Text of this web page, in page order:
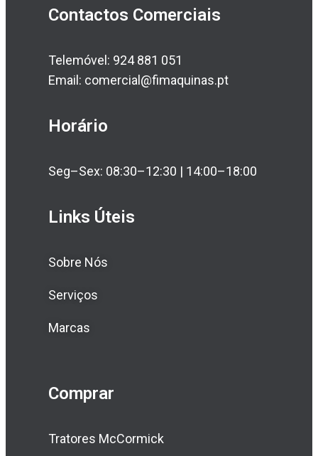
Contactos Comerciais
Telemóvel: 924 881 051
Email: comercial@fimaquinas.pt
Horário
Seg–Sex: 08:30–12:30 | 14:00–18:00
Links Úteis
Sobre Nós
Serviços
Marcas
Comprar
Tratores McCormick